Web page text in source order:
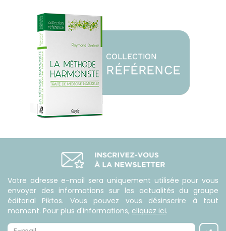
Votre adresse e-mail sera uniquement utilisée pour vous
envoyer des informations sur les actualités du groupe
éditorial Piktos. Vous pouvez vous désinscrire à tout
moment. Pour plus d'informations, cliquez ici.